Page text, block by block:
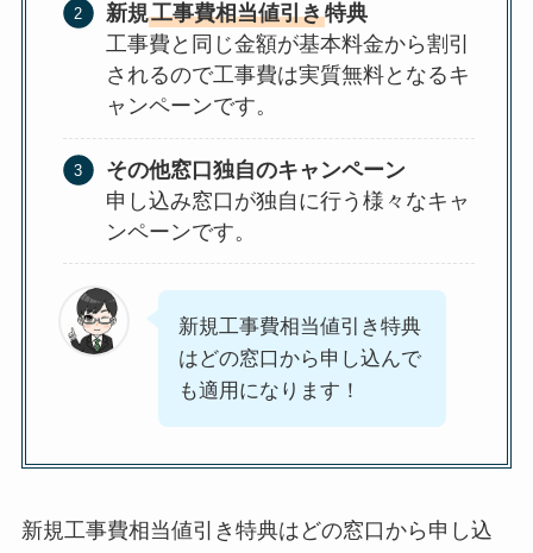
新規工事費相当値引き特典
工事費と同じ金額が基本料金から割引
されるので工事費は実質無料となるキ
ャンペーンです。
その他窓口独自のキャンペーン
申し込み窓口が独自に行う様々なキャ
ンペーンです。
新規工事費相当値引き特典
はどの窓口から申し込んで
も適用になります！
新規工事費相当値引き特典はどの窓口から申し込